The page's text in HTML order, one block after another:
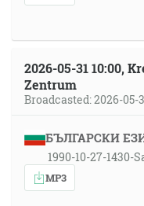
2026-05-31 10:00,
Zentrum
Broadcasted: 2026-05-
БЪЛГАРСКИ
1990-10-27-1430-
MP3